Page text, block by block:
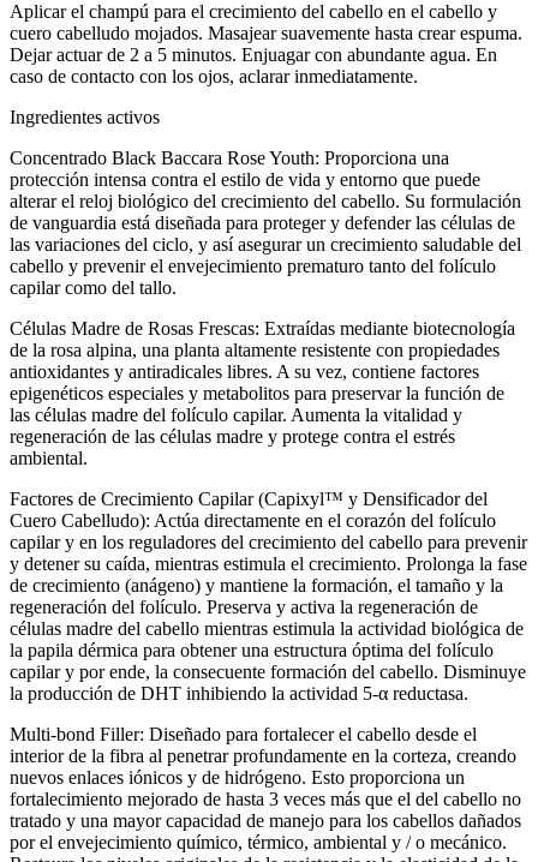
Aplicar el champú para el crecimiento del cabello en el cabello y
cuero cabelludo mojados. Masajear suavemente hasta crear espuma.
Dejar actuar de 2 a 5 minutos. Enjuagar con abundante agua. En
caso de contacto con los ojos, aclarar inmediatamente.
Ingredientes activos
Concentrado Black Baccara Rose Youth: Proporciona una
protección intensa contra el estilo de vida y entorno que puede
alterar el reloj biológico del crecimiento del cabello. Su formulación
de vanguardia está diseñada para proteger y defender las células de
las variaciones del ciclo, y así asegurar un crecimiento saludable del
cabello y prevenir el envejecimiento prematuro tanto del folículo
capilar como del tallo.
Células Madre de Rosas Frescas: Extraídas mediante biotecnología
de la rosa alpina, una planta altamente resistente con propiedades
antioxidantes y antiradicales libres. A su vez, contiene factores
epigenéticos especiales y metabolitos para preservar la función de
las células madre del folículo capilar. Aumenta la vitalidad y
regeneración de las células madre y protege contra el estrés
ambiental.
Factores de Crecimiento Capilar (Capixyl™ y Densificador del
Cuero Cabelludo): Actúa directamente en el corazón del folículo
capilar y en los reguladores del crecimiento del cabello para prevenir
y detener su caída, mientras estimula el crecimiento. Prolonga la fase
de crecimiento (anágeno) y mantiene la formación, el tamaño y la
regeneración del folículo. Preserva y activa la regeneración de
células madre del cabello mientras estimula la actividad biológica de
la papila dérmica para obtener una estructura óptima del folículo
capilar y por ende, la consecuente formación del cabello. Disminuye
la producción de DHT inhibiendo la actividad 5-α reductasa.
Multi-bond Filler: Diseñado para fortalecer el cabello desde el
interior de la fibra al penetrar profundamente en la corteza, creando
nuevos enlaces iónicos y de hidrógeno. Esto proporciona un
fortalecimiento mejorado de hasta 3 veces más que el del cabello no
tratado y una mayor capacidad de manejo para los cabellos dañados
por el envejecimiento químico, térmico, ambiental y / o mecánico.